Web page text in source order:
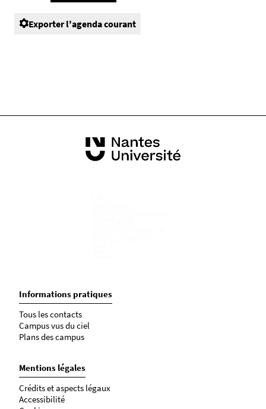
Exporter l'agenda courant
Informations pratiques
Tous les contacts
Campus vus du ciel
Plans des campus
Mentions légales
Crédits et aspects légaux
Accessibilité